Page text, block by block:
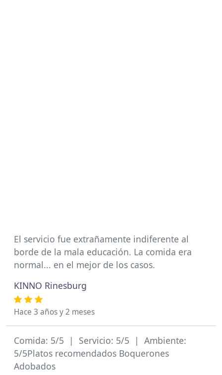
El servicio fue extrañamente indiferente al
borde de la mala educación. La comida era
normal... en el mejor de los casos.
KINNO Rinesburg
Hace 3 años y 2 meses
Comida: 5/5 | Servicio: 5/5 | Ambiente:
5/5Platos recomendados Boquerones
Adobados